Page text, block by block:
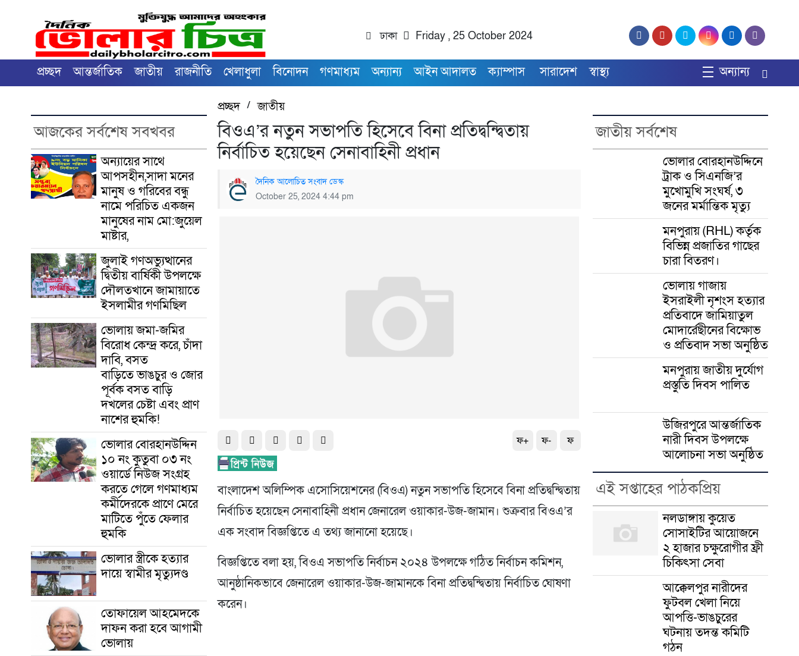
ঢাকা Friday , 25 October 2024
প্রচ্ছদ আন্তর্জাতিক জাতীয় রাজনীতি খেলাধুলা বিনোদন গণমাধ্যম অন্যান্য আইন আদালত ক্যাম্পাস সারাদেশ স্বাস্থ্য অন্যান্য
আজকের সর্বশেষ সবখবর
অন্যায়ের সাথে
আপসহীন,সাদা মনের
মানুষ ও গরিবের বন্ধু
নামে পরিচিত একজন
মানুষের নাম মো:জুয়েল
মাষ্টার,
জুলাই গণঅভ্যুত্থানের
দ্বিতীয় বার্ষিকী উপলক্ষে
দৌলতখানে জামায়াতে
ইসলামীর গণমিছিল
ভোলায় জমা-জমির
বিরোধ কেন্দ্র করে, চাঁদা
দাবি, বসত
বাড়িতে ভাঙচুর ও জোর
পূর্বক বসত বাড়ি
দখলের চেষ্টা এবং প্রাণ
নাশের হুমকি! ‎
ভোলার বোরহানউদ্দিন
১০ নং কুতুবা ০৩ নং
ওয়ার্ডে নিউজ সংগ্রহ
করতে গেলে গণমাধ্যম
কর্মীদেরকে প্রাণে মেরে
মাটিতে পুঁতে ফেলার
হুমকি
ভোলার স্ত্রীকে হত্যার
দায়ে স্বামীর মৃত্যুদণ্ড
তোফায়েল আহমেদকে
দাফন করা হবে আগামী
ভোলায়
প্রচ্ছদ/জাতীয়
বিওএ’র নতুন সভাপতি হিসেবে বিনা প্রতিদ্বন্দ্বিতায়
নির্বাচিত হয়েছেন সেনাবাহিনী প্রধান
দৈনিক আলোচিত সংবাদ ডেস্ক
October 25, 2024 4:44 pm
ফ+ ফ- ফ
বাংলাদেশ অলিম্পিক এসোসিয়েশনের (বিওএ) নতুন সভাপতি হিসেবে বিনা প্রতিদ্বন্দ্বিতায়
নির্বাচিত হয়েছেন সেনাবাহিনী প্রধান জেনারেল ওয়াকার-উজ-জামান। শুক্রবার বিওএ’র
এক সংবাদ বিজ্ঞপ্তিতে এ তথ্য জানানো হয়েছে।
বিজ্ঞপ্তিতে বলা হয়, বিওএ সভাপতি নির্বাচন ২০২৪ উপলক্ষে গঠিত নির্বাচন কমিশন,
আনুষ্ঠানিকভাবে জেনারেল ওয়াকার-উজ-জামানকে বিনা প্রতিদ্বন্দ্বিতায় নির্বাচিত ঘোষণা
করেন।
জাতীয় সর্বশেষ
ভোলার বোরহানউদ্দিনে
ট্রাক ও সিএনজি’র
মুখোমুখি সংঘর্ষ, ৩
জনের মর্মান্তিক মৃত্যু
মনপুরায় (RHL) কর্তৃক
বিভিন্ন প্রজাতির গাছের
চারা বিতরণ।
ভোলায় গাজায়
ইসরাইলী নৃশংস হত্যার
প্রতিবাদে জামিয়াতুল
মোদার্রেছীনের বিক্ষোভ
ও প্রতিবাদ সভা অনুষ্ঠিত
মনপুরায় জাতীয় দুর্যোগ
প্রস্তুতি দিবস পালিত
উজিরপুরে আন্তর্জাতিক
নারী দিবস উপলক্ষে
আলোচনা সভা অনুষ্ঠিত
এই সপ্তাহের পাঠকপ্রিয়
নলডাঙ্গায় কুয়েত
সোসাইটির আয়োজনে
২ হাজার চক্ষুরোগীর ফ্রী
চিকিৎসা সেবা
আক্কেলপুর নারীদের
ফুটবল খেলা নিয়ে
আপত্তি-ভাঙচুরের
ঘটনায় তদন্ত কমিটি
গঠন